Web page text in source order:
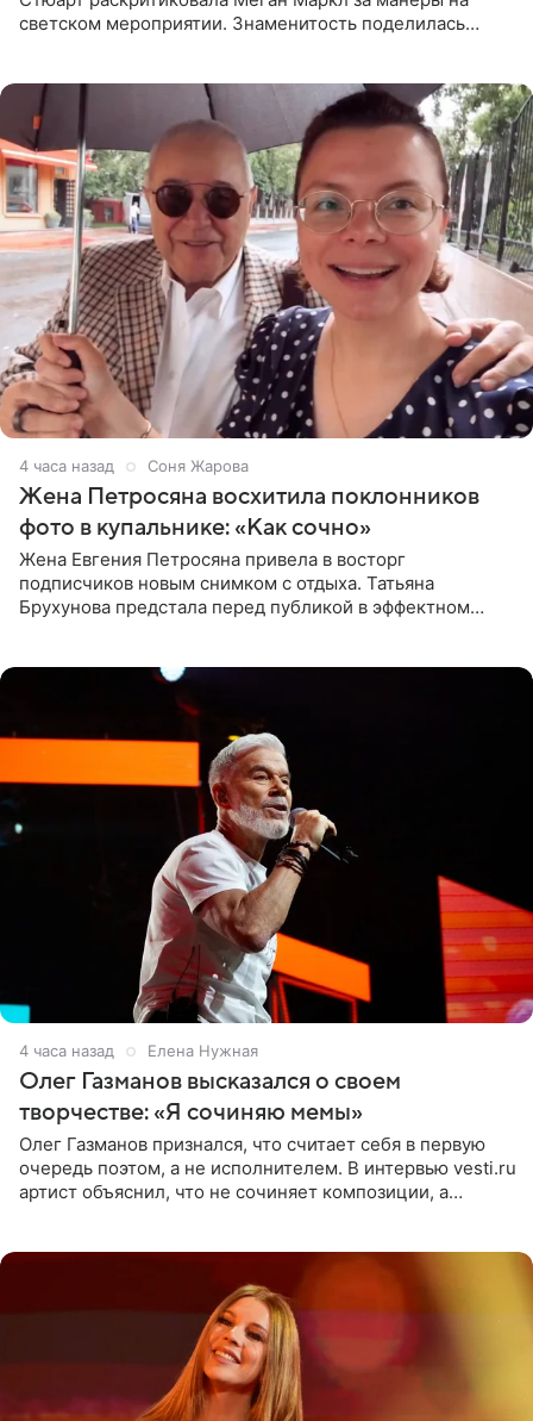
светском мероприятии. Знаменитость поделилась
4 часа назад Соня Жарова
Жена Петросяна восхитила поклонников
фото в купальнике: «Как сочно»
Жена Евгения Петросяна привела в восторг
подписчиков новым снимком с отдыха. Татьяна
Брухунова предстала перед публикой в эффектном
4 часа назад Елена Нужная
Олег Газманов высказался о своем
творчестве: «Я сочиняю мемы»
Олег Газманов признался, что считает себя в первую
очередь поэтом, а не исполнителем. В интервью vesti.ru
артист объяснил, что не сочиняет композиции, а